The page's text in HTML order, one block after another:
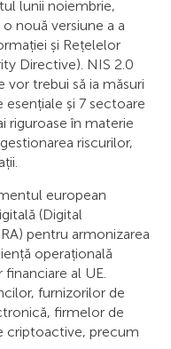
lunii noiembrie,
nouă versiune a a
și Rețelelor
Directive). NIS 2.0
trebui să ia măsuri
și 7 sectoare
riguroase în materie
riscurilor,
european
(Digital
pentru armonizarea
operațională
al UE.
furnizorilor de
firmelor de
criptoactive, precum